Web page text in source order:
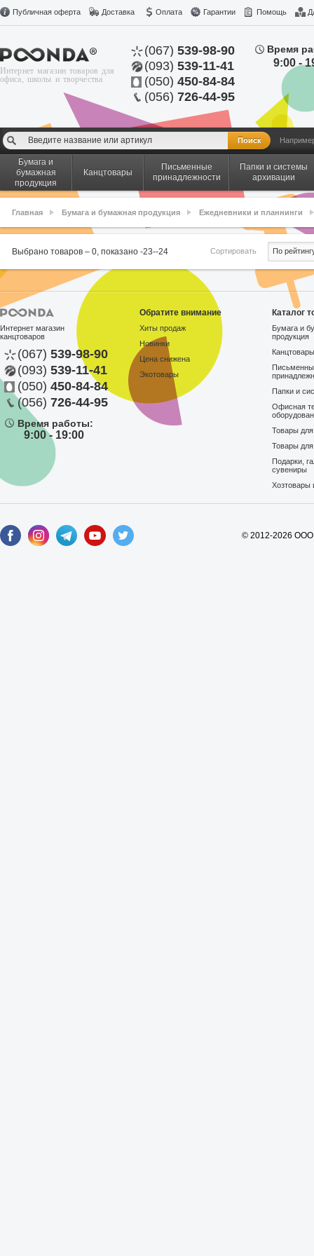
Публичная оферта Доставка Оплата Гарантии Помощь
Интернет магазин товаров для
офиса, школы и творчества
(067) 539-98-90
(093) 539-11-41
(050) 450-84-84
(056) 726-44-95
Время
9:00 -
Бумага и
бумажная
продукция
Канцтовары
Письменные
принадлежности
Папки и системы
архивации
Главная Бумага и бумажная продукция Ежедневники и планнинги
Выбрано товаров – 0, показано -23--24 Сортировать По
Интернет магазин
канцтоваров
(067) 539-98-90
(093) 539-11-41
(050) 450-84-84
(056) 726-44-95
Время работы:
9:00 - 19:00
Обратите внимание
Хиты продаж
Новинки
Цена снижена
Экотовары
Каталог
Бумага и
продукция
Папки и
Офисная
Товары
Товары
Подарки,
сувениры
Хозтовары
© 2012-2026